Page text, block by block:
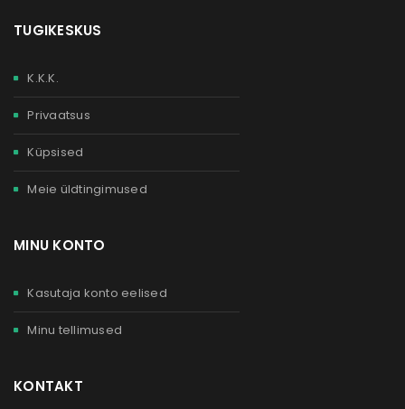
TUGIKESKUS
K.K.K.
Privaatsus
Küpsised
Meie üldtingimused
MINU KONTO
Kasutaja konto eelised
Minu tellimused
KONTAKT